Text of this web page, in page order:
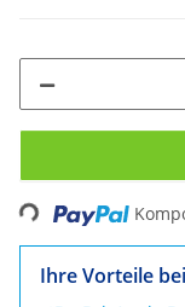
Loading...
Ihre Vorteile